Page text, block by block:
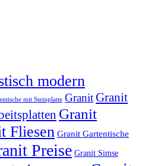
modern
mit Steinplatte GranitGranit
Granit
Fliesen Granit Gartentische
Preise Granit Simse